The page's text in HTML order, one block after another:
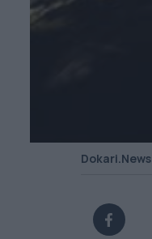
Dokari.News